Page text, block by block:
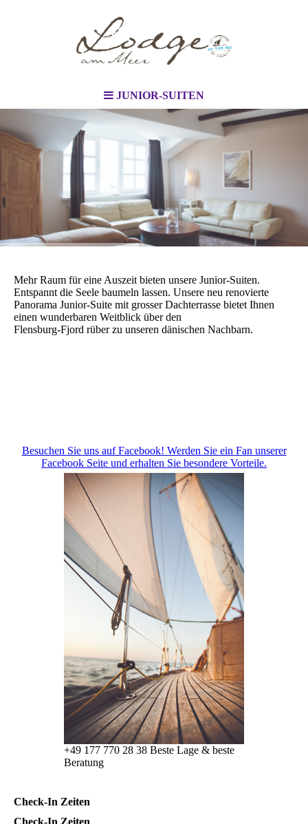
JUNIOR-SUITEN
Mehr Raum für eine Auszeit bieten unsere Junior-Suiten.
Entspannt die Seele baumeln lassen. Unsere neu renovierte
Panorama Junior-Suite mit grosser Dachterrasse bietet Ihnen
einen wunderbaren Weitblick über den
Flensburg-Fjord rüber zu unseren dänischen Nachbarn.
Besuchen Sie uns auf Facebook! Werden Sie ein Fan unserer
Facebook Seite und erhalten Sie besondere Vorteile.
+49 177 770 28 38 Beste Lage & beste
Beratung
Check-In Zeiten